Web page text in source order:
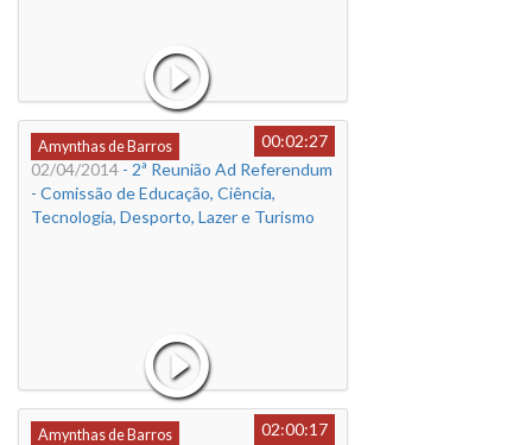
Amynthas de Barros
00:02:27
02/04/2014 - 2ª Reunião Ad Referendum
- Comissão de Educação, Ciência,
Tecnologia, Desporto, Lazer e Turismo
Amynthas de Barros
02:00:17